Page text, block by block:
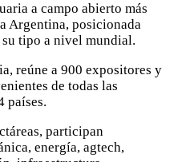
a campo abierto más
Argentina, posicionada
tipo a nivel mundial.
reúne a 900 expositores y
de todas las
países.
participan
energía, agtech,